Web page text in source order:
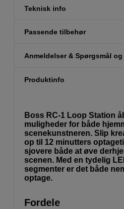
Teknisk info
Passende tilbehør
Anmeldelser & Spørgsmål
Produktinfo
Boss RC-1 Loop Station
muligheder for både
scenekunstneren. Slip
op til 12 minutters
sjovere både at øve
scenen. Med en tydelig
segmenter er det både
optage.
Fordele